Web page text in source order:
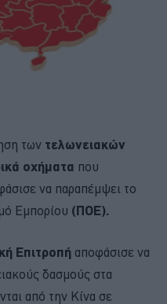
των τελωνειακών
οχήματα που
να παραπέμψει το
Εμπορίου (ΠΟΕ).
Επιτροπή αποφάσισε να
δασμούς στα
από την Κίνα σε